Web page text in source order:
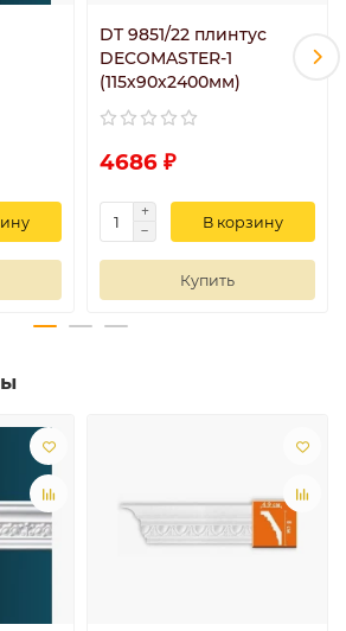
DT 9851/22 плинтус
DECOMASTER-1
(115х90х2400мм)
4686 ₽
В корзину
Купить